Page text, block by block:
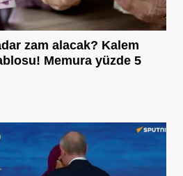
zam alacak? Kalem
Memura yüzde 5